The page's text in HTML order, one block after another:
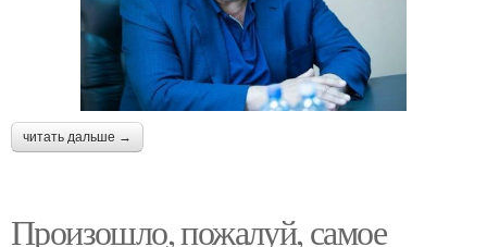
читать дальше →
Произошло, пожалуй, самое